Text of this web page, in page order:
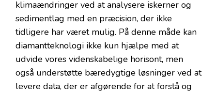
klimaændringer ved at analysere iskerner og
sedimentlag med en præcision, der ikke
tidligere har været mulig. På denne måde kan
diamantteknologi ikke kun hjælpe med at
udvide vores videnskabelige horisont, men
også understøtte bæredygtige løsninger ved at
levere data, der er afgørende for at forstå og